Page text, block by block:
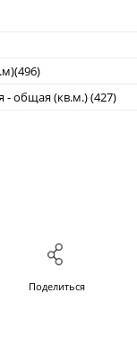
общая (кв.м.) (427)
Поделиться